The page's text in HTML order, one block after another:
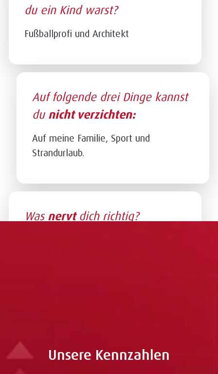
du ein Kind warst?
Fußballprofi und Architekt
Auf folgende drei Dinge kannst
du nicht verzichten:
Auf meine Familie, Sport und
Strandurlaub.
Was nervt dich richtig?
Unsere Kennzahlen